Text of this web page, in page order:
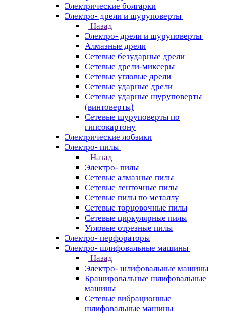
Электрические болгарки
Электро- дрели и шуруповерты
Назад
Электро- дрели и шуруповерты
Алмазные дрели
Сетевые безударные дрели
Сетевые дрели-миксеры
Сетевые угловые дрели
Сетевые ударные дрели
Сетевые ударные шуруповерты
(винтоверты)
Сетевые шуруповерты по
гипсокартону
Электрические лобзики
Электро- пилы
Назад
Электро- пилы
Сетевые алмазные пилы
Сетевые ленточные пилы
Сетевые пилы по металлу
Сетевые торцовочные пилы
Сетевые циркулярные пилы
Угловые отрезные пилы
Электро- перфораторы
Электро- шлифовальные машины
Назад
Электро- шлифовальные машины
Брашировальные шлифовальные
машины
Сетевые вибрационные
шлифовальные машины